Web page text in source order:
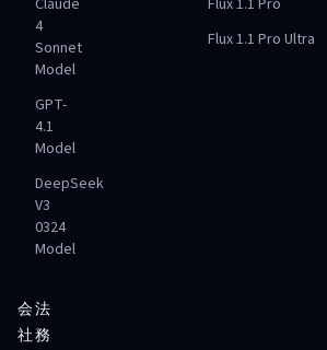
Claude
4
Sonnet
Model
GPT-
4.1
Model
DeepSeek
V3
0324
Model
Flux 1.1 Pro
Flux 1.1 Pro Ultra
会
社
法
務